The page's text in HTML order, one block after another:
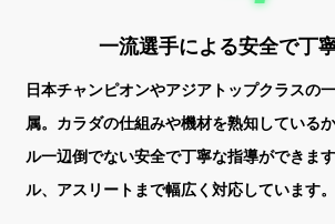
一流選手による安全で丁
日本チャンピオンやアジアトップクラスの
属。カラダの仕組みや機材を熟知している
ル一辺倒でない安全で丁寧な指導ができま
ル、アスリートまで幅広く対応しています。